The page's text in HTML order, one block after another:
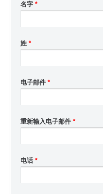
名字 *
姓 *
电子邮件 *
重新输入电子邮件 *
电话 *